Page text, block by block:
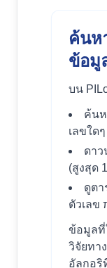
ค้นห
ข้อมู
บน
ค้น
เลขใด
ดา
(สูงสุด
ดูตา
ตัวเลข
ข้อมูลที่
วิจัยทา
อัลกอริ